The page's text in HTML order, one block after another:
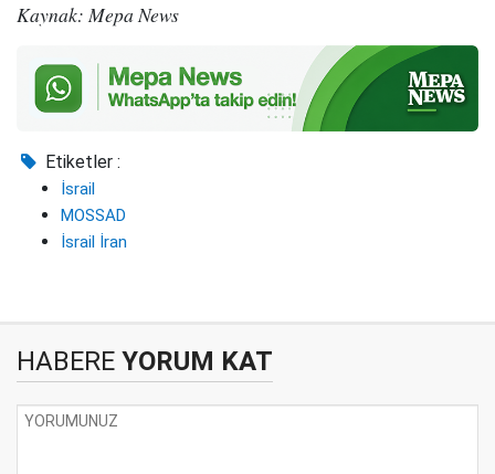
Kaynak: Mepa News
Etiketler :
İsrail
MOSSAD
İsrail İran
HABERE YORUM KAT